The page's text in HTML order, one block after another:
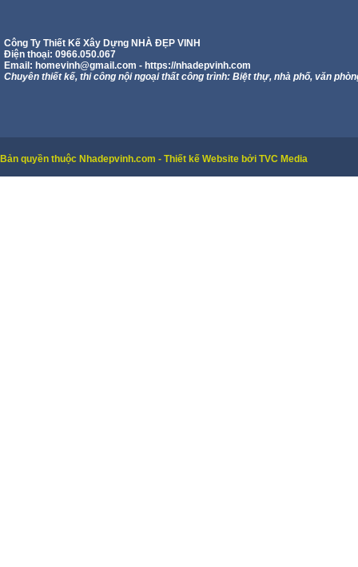
Công Ty Thiết Kế Xây Dựng NHÀ ĐẸP VINH
Điện thoại: 0966.050.067
Email: homevinh@gmail.com - https://nhadepvinh.com
Chuyên thiết kế, thi công nội ngoại thất công trình: Biệt thự, nhà phố, văn
Bản quyền thuộc Nhadepvinh.com - Thiết kế Website bởi TVC Media